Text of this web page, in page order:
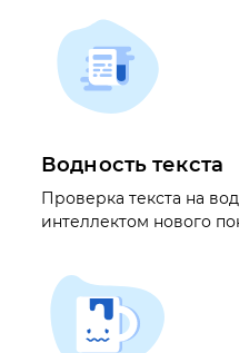
Водность текста
Проверка текста на
интеллектом нового